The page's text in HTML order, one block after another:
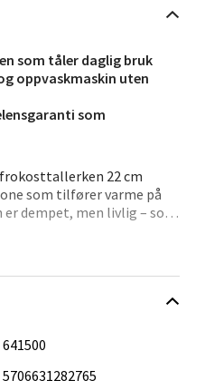
som tåler daglig bruk
oppvaskmaskin uten
som
22 cm
som tilfører varme på
dempet, men livlig – som
Nova-serien, rammer
fint til frokost, lunsj,
bruk, og du kan
enklere når den
641500
5706631282765
Sartor